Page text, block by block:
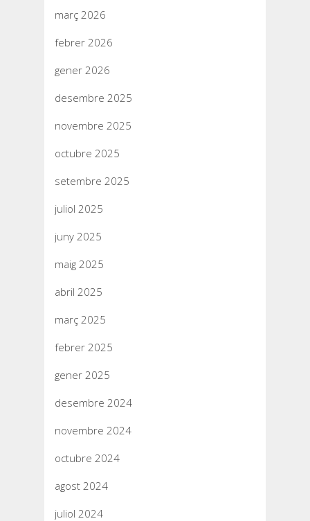
març 2026
febrer 2026
gener 2026
desembre 2025
novembre 2025
octubre 2025
setembre 2025
juliol 2025
juny 2025
maig 2025
abril 2025
març 2025
febrer 2025
gener 2025
desembre 2024
novembre 2024
octubre 2024
agost 2024
juliol 2024